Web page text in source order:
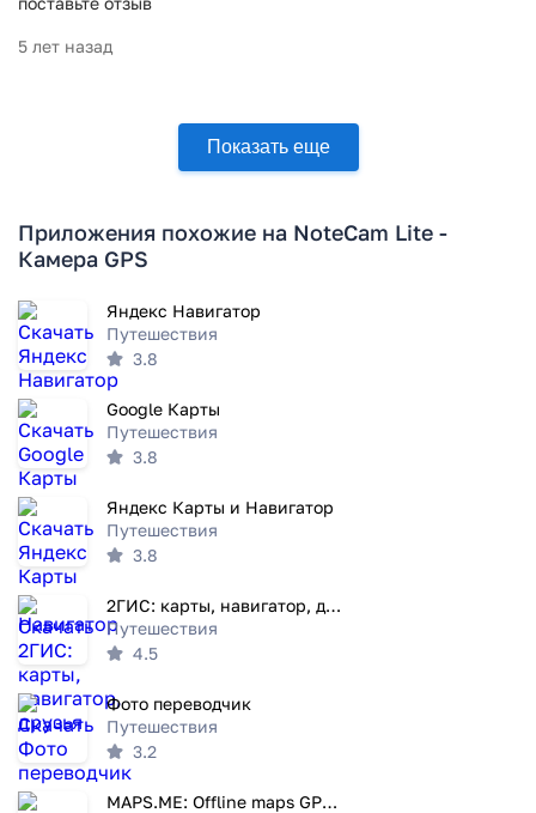
5 лет назад
Показать еще
Приложения похожие на NoteCam Lite -
Камера GPS
Яндекс Навигатор
Путешествия
3.8
Google Карты
Путешествия
3.8
Яндекс Карты и Навигатор
Путешествия
3.8
2ГИС: карты, навигатор, друзья
Путешествия
4.5
Фото переводчик
Путешествия
3.2
MAPS.ME: Offline maps GPS Nav